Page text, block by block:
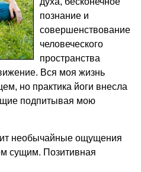
познание и
совершенствование
человеческого
пространства
Вся моя жизнь
но практика йоги внесла
подпитывая мою
необычайные ощущения
сущим. Позитивная